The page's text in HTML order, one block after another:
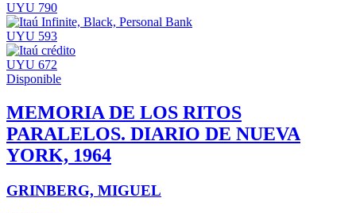
UYU 790
UYU 593
UYU 672
Disponible
MEMORIA DE LOS RITOS
PARALELOS. DIARIO DE NUEVA
YORK, 1964
GRINBERG, MIGUEL